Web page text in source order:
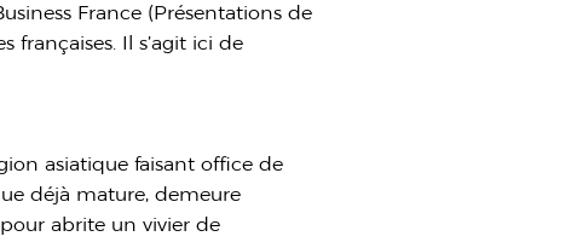
France (Présentations de
françaises. Il s’agit ici de
asiatique faisant office de
déjà mature, demeure
abrite un vivier de